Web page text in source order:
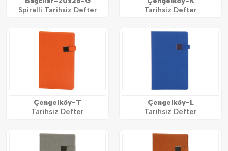
Spiralli Tarihsiz Defter
Tarihsiz Defter
Çengelköy-T
Tarihsiz Defter
Çengelköy-L
Tarihsiz Defter